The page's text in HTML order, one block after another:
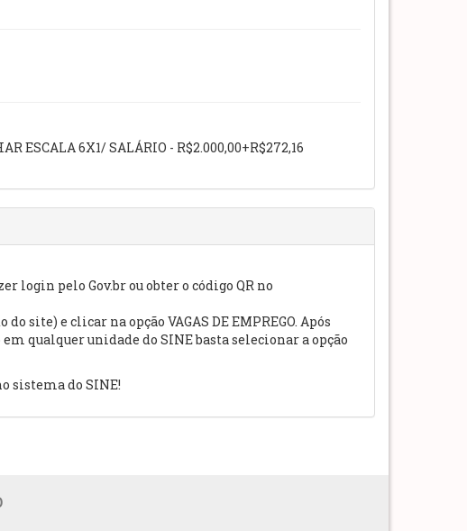
ESCALA 6X1/ SALÁRIO - R$2.000,00+R$272,16
login pelo Gov.br ou obter o código QR no
site) e clicar na opção VAGAS DE EMPREGO. Após
em qualquer unidade do SINE basta selecionar a opção
sistema do SINE!